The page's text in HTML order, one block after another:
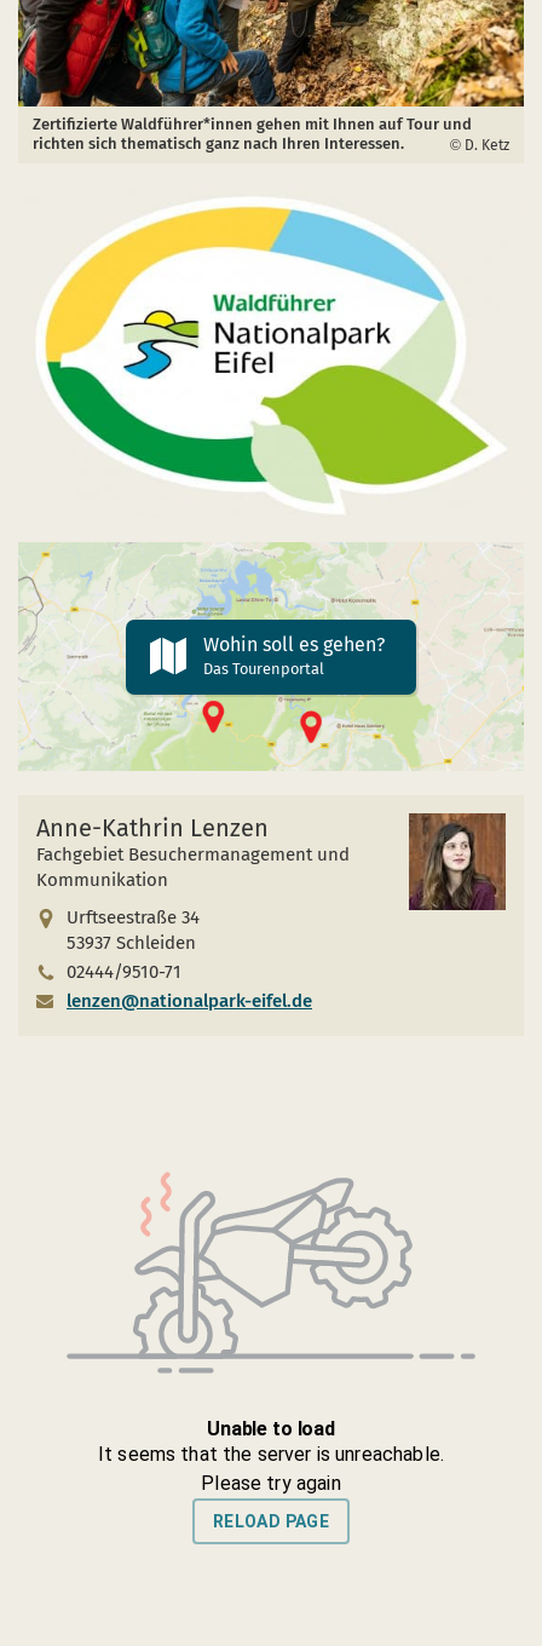
Zertifizierte Waldführer*innen gehen mit Ihnen auf Tour und
richten sich thematisch ganz nach Ihren Interessen.
D. Ketz
Wohin soll es gehen?
Das Tourenportal
Anne-Kathrin Lenzen
Fachgebiet Besuchermanagement und
Kommunikation
Urftseestraße 34
53937 Schleiden
02444/9510-71
lenzen@nationalpark-eifel.de